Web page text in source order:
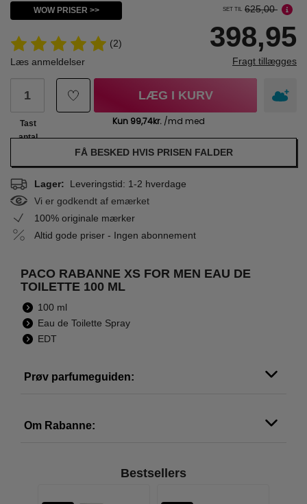
WOW PRISER >>
(2)
Læs anmeldelser
SET TIL 625,00
398,95
Fragt tillægges
Tast
antal
LÆG I KURV
FÅ BESKED HVIS PRISEN FALDER
Lager: Leveringstid: 1-2 hverdage
Vi er godkendt af emærket
100% originale mærker
Altid gode priser - Ingen abonnement
PACO RABANNE XS FOR MEN EAU DE
TOILETTE 100 ML
100 ml
Eau de Toilette Spray
EDT
Prøv parfumeguiden:
Om Rabanne:
Bestsellers